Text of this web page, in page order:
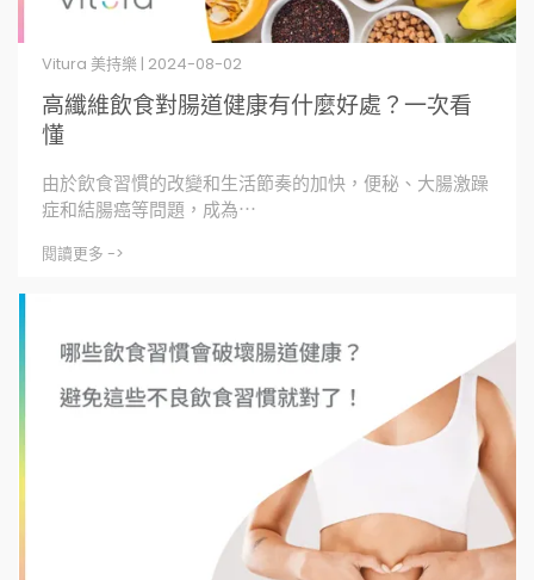
高纖維飲食對腸道健康有什麼好處？一次看
懂
Vitura 美持樂 | 2024-08-02
由於飲食習慣的改變和生活節奏的加快，便秘、大腸激躁
症和結腸癌等問題，成為⋯
閱讀更多 ->